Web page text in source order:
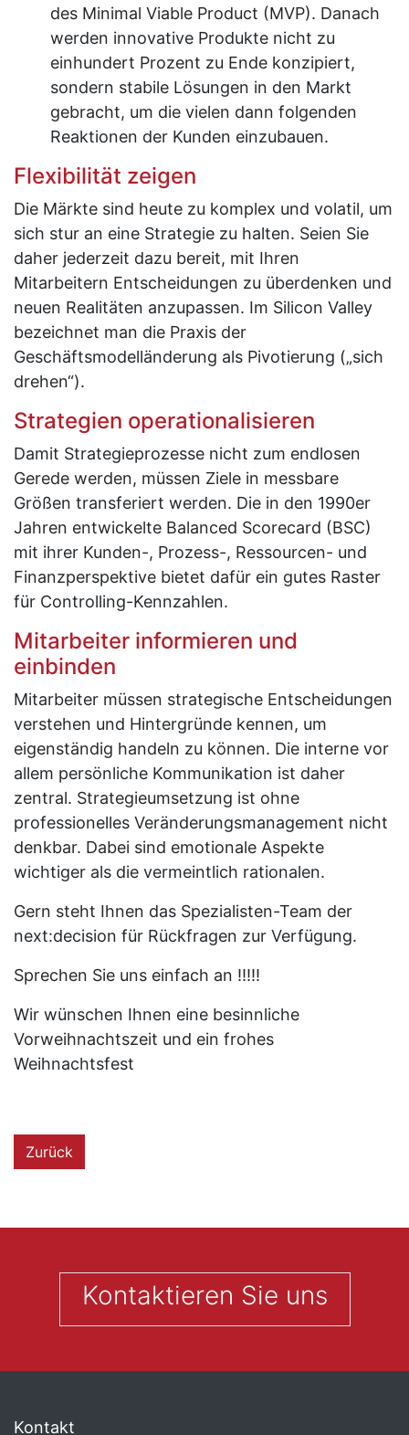
des Minimal Viable Product (MVP). Danach
werden innovative Produkte nicht zu
einhundert Prozent zu Ende konzipiert,
sondern stabile Lösungen in den Markt
gebracht, um die vielen dann folgenden
Reaktionen der Kunden einzubauen.
Flexibilität zeigen
Die Märkte sind heute zu komplex und volatil, um
sich stur an eine Strategie zu halten. Seien Sie
daher jederzeit dazu bereit, mit Ihren
Mitarbeitern Entscheidungen zu überdenken und
neuen Realitäten anzupassen. Im Silicon Valley
bezeichnet man die Praxis der
Geschäftsmodelländerung als Pivotierung („sich
drehen“).
Strategien operationalisieren
Damit Strategieprozesse nicht zum endlosen
Gerede werden, müssen Ziele in messbare
Größen transferiert werden. Die in den 1990er
Jahren entwickelte Balanced Scorecard (BSC)
mit ihrer Kunden-, Prozess-, Ressourcen- und
Finanzperspektive bietet dafür ein gutes Raster
für Controlling-Kennzahlen.
Mitarbeiter informieren und
einbinden
Mitarbeiter müssen strategische Entscheidungen
verstehen und Hintergründe kennen, um
eigenständig handeln zu können. Die interne vor
allem persönliche Kommunikation ist daher
zentral. Strategieumsetzung ist ohne
professionelles Veränderungsmanagement nicht
denkbar. Dabei sind emotionale Aspekte
wichtiger als die vermeintlich rationalen.
Gern steht Ihnen das Spezialisten-Team der
next:decision für Rückfragen zur Verfügung.
Sprechen Sie uns einfach an !!!!!
Wir wünschen Ihnen eine besinnliche
Vorweihnachtszeit und ein frohes
Weihnachtsfest
Zurück
Kontaktieren Sie uns
Kontakt